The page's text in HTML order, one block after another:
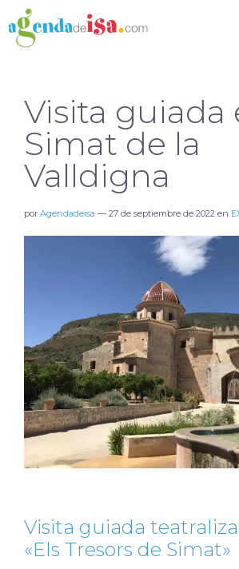
Visita guiada
Simat de la
Valldigna
por Agendadeisa — 27 de septiembre de 2022 en
Visita guiada
«Els Tresors de Simat»